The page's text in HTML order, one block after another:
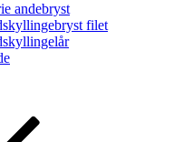
andebryst
filet